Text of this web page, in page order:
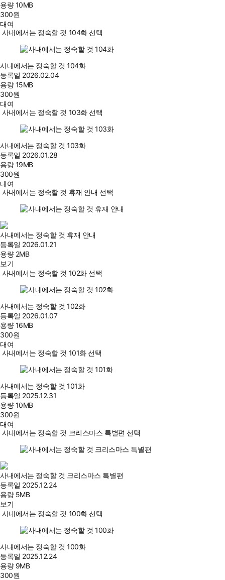
용량10MB
300원
대여
사내에서는 정숙할 것 104화 선택
사내에서는 정숙할 것 104화
등록일 2026.02.04
용량15MB
300원
대여
사내에서는 정숙할 것 103화 선택
사내에서는 정숙할 것 103화
등록일 2026.01.28
용량19MB
300원
대여
사내에서는 정숙할 것 휴재 안내 선택
사내에서는 정숙할 것 휴재 안내
등록일 2026.01.21
용량 2MB
보기
사내에서는 정숙할 것 102화 선택
사내에서는 정숙할 것 102화
등록일 2026.01.07
용량16MB
300원
대여
사내에서는 정숙할 것 101화 선택
사내에서는 정숙할 것 101화
등록일 2025.12.31
용량10MB
300원
대여
사내에서는 정숙할 것 크리스마스 특별편 선택
사내에서는 정숙할 것 크리스마스 특별편
등록일 2025.12.24
용량 5MB
보기
사내에서는 정숙할 것 100화 선택
사내에서는 정숙할 것 100화
등록일 2025.12.24
용량 9MB
300원